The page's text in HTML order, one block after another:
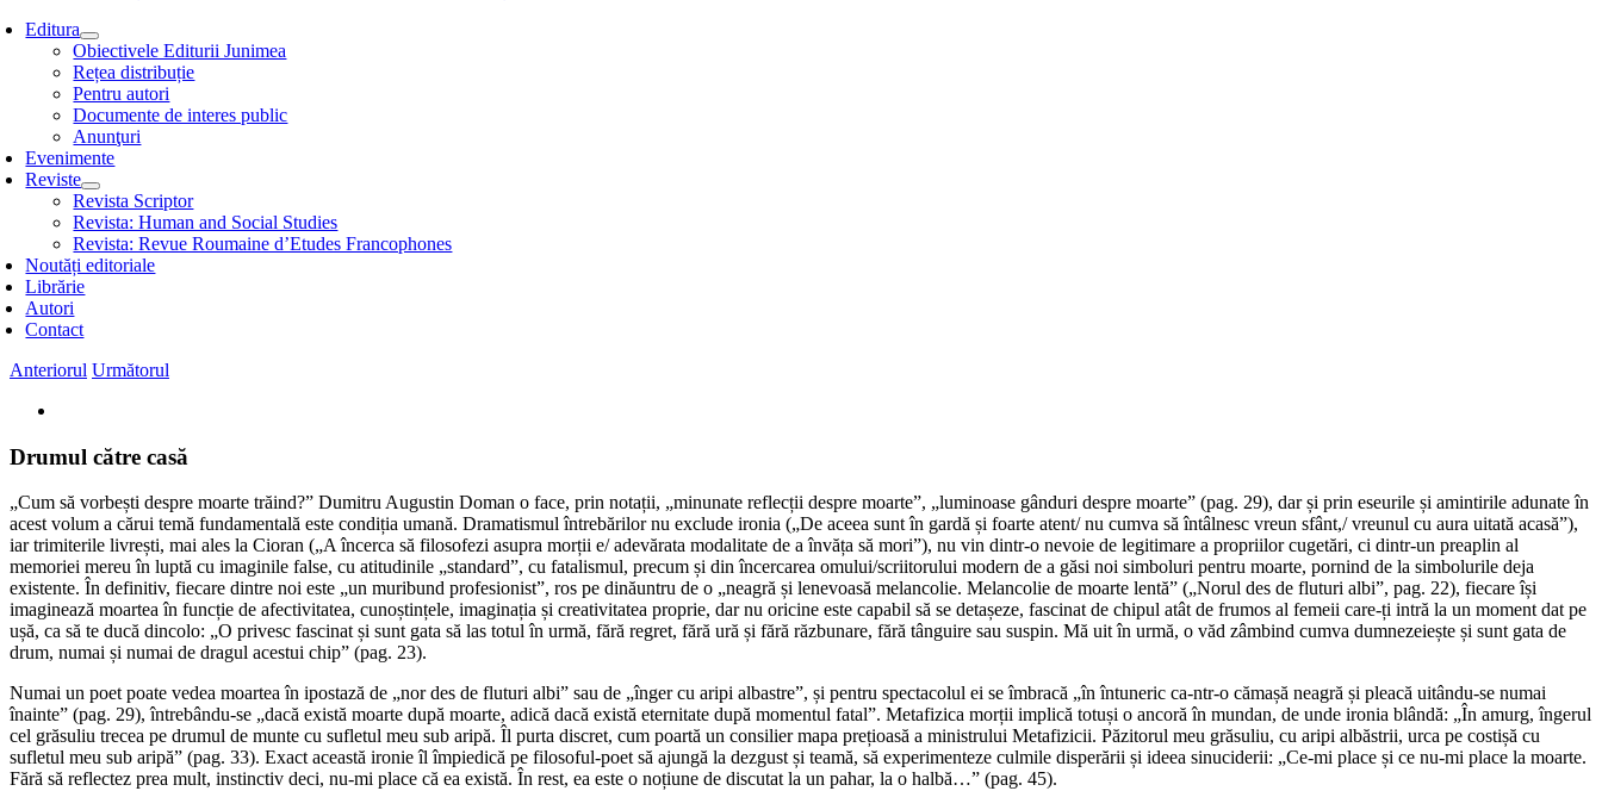
Editura
Obiectivele Editurii Junimea
Rețea distribuție
Pentru autori
Documente de interes public
Anunţuri
Evenimente
Reviste
Revista Scriptor
Revista: Human and Social Studies
Revista: Revue Roumaine d’Etudes Francophones
Noutăți editoriale
Librărie
Autori
Contact
Anteriorul Următorul
Image
Drumul către casă
„Cum să vorbești despre moarte trăind?” Dumitru Augustin Doman o face, prin notații, „minunate reflecții despre moarte”, „luminoase gânduri despre moarte” (pag. 29), dar și prin eseurile și amintirile adunate în
acest volum a cărui temă fundamentală este condiția umană. Dramatismul întrebărilor nu exclude ironia („De aceea sunt în gardă și foarte atent/ nu cumva să întâlnesc vreun sfânt,/ vreunul cu aura uitată acasă”),
iar trimiterile livrești, mai ales la Cioran („A încerca să filosofezi asupra morții e/ adevărata modalitate de a învăța să mori”), nu vin dintr-o nevoie de legitimare a propriilor cugetări, ci dintr-un preaplin al
memoriei mereu în luptă cu imaginile false, cu atitudinile „standard”, cu fatalismul, precum și din încercarea omului/scriitorului modern de a găsi noi simboluri pentru moarte, pornind de la simbolurile deja
existente. În definitiv, fiecare dintre noi este „un muribund profesionist”, ros pe dinăuntru de o „neagră și lenevoasă melancolie. Melancolie de moarte lentă” („Norul des de fluturi albi”, pag. 22), fiecare își
imaginează moartea în funcție de afectivitatea, cunoștințele, imaginația și creativitatea proprie, dar nu oricine este capabil să se detașeze, fascinat de chipul atât de frumos al femeii care-ți intră la un moment dat pe
ușă, ca să te ducă dincolo: „O privesc fascinat și sunt gata să las totul în urmă, fără regret, fără ură și fără răzbunare, fără tânguire sau suspin. Mă uit în urmă, o văd zâmbind cumva dumnezeiește și sunt gata de
drum, numai și numai de dragul acestui chip” (pag. 23).
Numai un poet poate vedea moartea în ipostază de „nor des de fluturi albi” sau de „înger cu aripi albastre”, și pentru spectacolul ei se îmbracă „în întuneric ca-ntr-o cămașă neagră și pleacă uitându-se numai
înainte” (pag. 29), întrebându-se „dacă există moarte după moarte, adică dacă există eternitate după momentul fatal”. Metafizica morții implică totuși o ancoră în mundan, de unde ironia blândă: „În amurg, îngerul
cel grăsuliu trecea pe drumul de munte cu sufletul meu sub aripă. Îl purta discret, cum poartă un consilier mapa prețioasă a ministrului Metafizicii. Păzitorul meu grăsuliu, cu aripi albăstrii, urca pe costișă cu
sufletul meu sub aripă” (pag. 33). Exact această ironie îl împiedică pe filosoful-poet să ajungă la dezgust și teamă, să experimenteze culmile disperării și ideea sinuciderii: „Ce-mi place și ce nu-mi place la moarte.
Fără să reflectez prea mult, instinctiv deci, nu-mi place că ea există. În rest, ea este o noțiune de discutat la un pahar, la o halbă…” (pag. 45).